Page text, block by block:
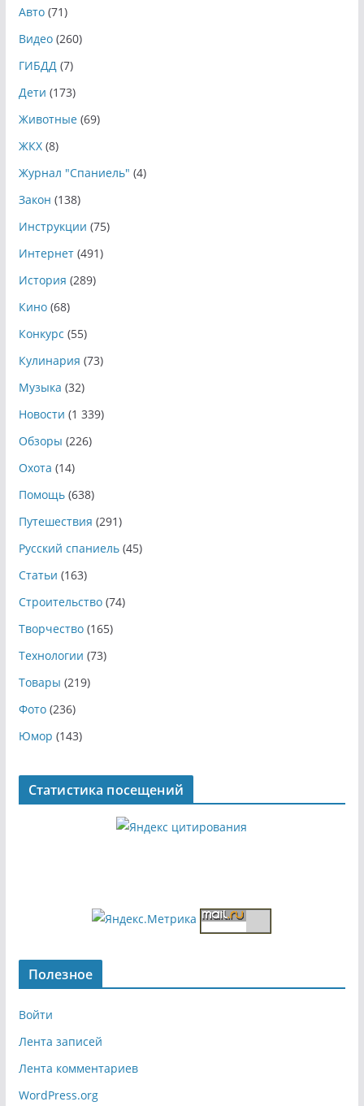
Авто(71)
Видео(260)
ГИБДД(7)
Дети (173)
Животные(69)
ЖКХ(8)
Журнал "Спаниель" (4)
Закон (138)
Инструкции (75)
Интернет(491)
История (289)
Кино(68)
Конкурс (55)
Кулинария (73)
Музыка (32)
Новости (1 339)
Обзоры (226)
Охота (14)
Помощь(638)
Путешествия (291)
Русский спаниель(45)
Статьи (163)
Строительство(74)
Творчество(165)
Технологии (73)
Товары (219)
Фото(236)
Юмор (143)
Статистика посещений
Полезное
Войти
Лента записей
Лента комментариев
WordPress.org